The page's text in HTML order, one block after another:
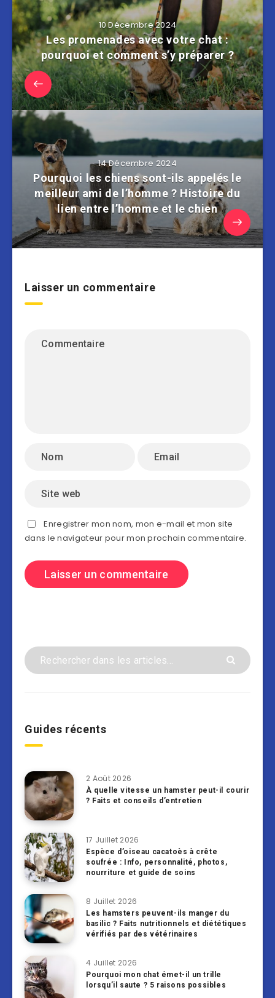
10 Décembre 2024
Les promenades avec votre chat :
pourquoi et comment s’y préparer ?
14 Décembre 2024
Pourquoi les chiens sont-ils appelés le
meilleur ami de l’homme ? Histoire du
lien entre l’homme et le chien
Laisser un commentaire
Enregistrer mon nom, mon e-mail et mon site
dans le navigateur pour mon prochain commentaire.
Guides récents
2 Août 2026
À quelle vitesse un hamster peut-il courir
? Faits et conseils d’entretien
17 Juillet 2026
Espèce d’oiseau cacatoès à crête
soufrée : Info, personnalité, photos,
nourriture et guide de soins
8 Juillet 2026
Les hamsters peuvent-ils manger du
basilic ? Faits nutritionnels et diététiques
vérifiés par des vétérinaires
4 Juillet 2026
Pourquoi mon chat émet-il un trille
lorsqu’il saute ? 5 raisons possibles